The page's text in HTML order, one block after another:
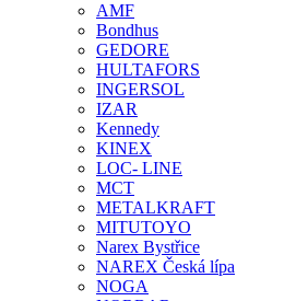
AMF
Bondhus
GEDORE
HULTAFORS
INGERSOL
IZAR
Kennedy
KINEX
LOC- LINE
MCT
METALKRAFT
MITUTOYO
Narex Bystřice
NAREX Česká lípa
NOGA